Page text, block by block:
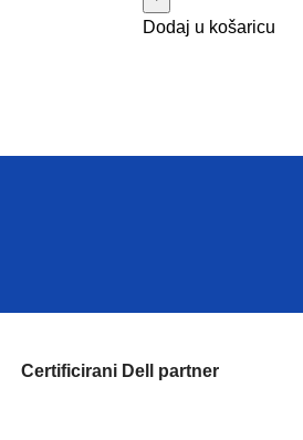
Dodaj u košaricu
Certificirani Dell partner